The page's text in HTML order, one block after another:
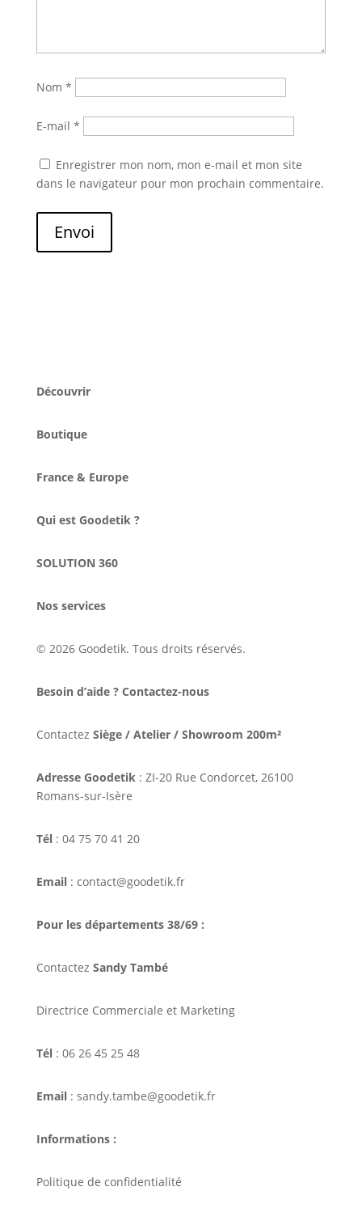
Nom *
E-mail *
Enregistrer mon nom, mon e-mail et mon site
dans le navigateur pour mon prochain commentaire.
Envoi
Découvrir
Boutique
France & Europe
Qui est Goodetik ?
SOLUTION 360
Nos services
© 2026 Goodetik. Tous droits réservés.
Besoin d’aide ? Contactez-nous
Contactez Siège / Atelier / Showroom 200m²
Adresse Goodetik: ZI-20 Rue Condorcet, 26100
Romans-sur-Isère
Tél: 04 75 70 41 20
Email: contact@goodetik.fr
Pour les départements 38/69 :
Contactez Sandy També
Directrice Commerciale et Marketing
Tél: 06 26 45 25 48
Email: sandy.tambe@goodetik.fr
Informations :
Politique de confidentialité